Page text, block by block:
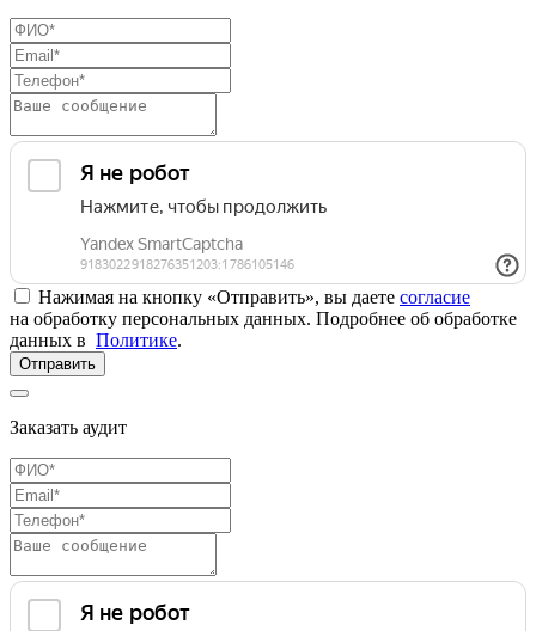
Нажимая на кнопку «Отправить», вы даете согласие
на обработку персональных данных. Подробнее об обработке
данных в Политике.
Отправить
Заказать аудит